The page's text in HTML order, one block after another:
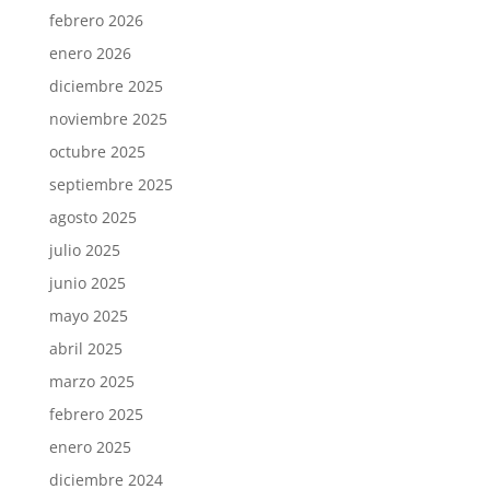
febrero 2026
enero 2026
diciembre 2025
noviembre 2025
octubre 2025
septiembre 2025
agosto 2025
julio 2025
junio 2025
mayo 2025
abril 2025
marzo 2025
febrero 2025
enero 2025
diciembre 2024